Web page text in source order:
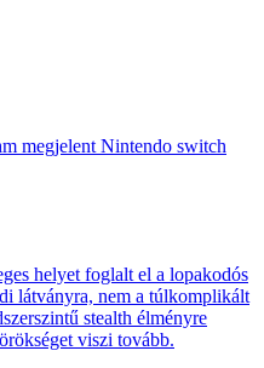
megjelent Nintendo switch
helyet foglalt el a lopakodós
látványra, nem a túlkomplikált
stealth élményre
viszi tovább.